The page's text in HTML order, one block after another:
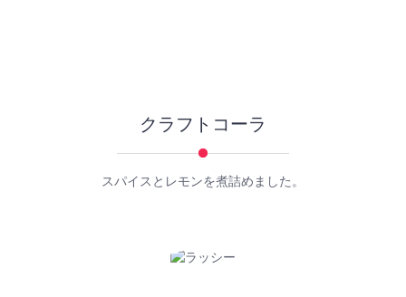
クラフトコーラ
スパイスとレモンを煮詰めました。